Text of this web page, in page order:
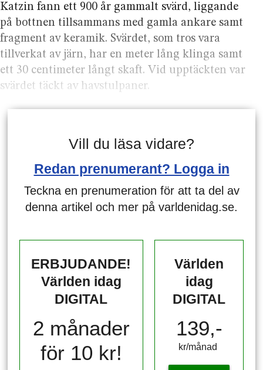
Katzin fann ett 900 år gammalt svärd, liggande
på bottnen tillsammans med gamla ankare samt
fragment av keramik. Svärdet, som tros vara
tillverkat av järn, har en meter lång klinga samt
ett 30 centimeter långt skaft. Vid upptäckten var
svärdet täckt av havstulpaner.
Vill du läsa vidare?
Redan prenumerant? Logga in
Teckna en prenumeration för att ta del av
denna artikel och mer på varldenidag.se.
ERBJUDANDE!
Världen idag
DIGITAL
2 månader
för 10 kr!
Världen
idag
DIGITAL
139,-
kr/månad ​​​​​​